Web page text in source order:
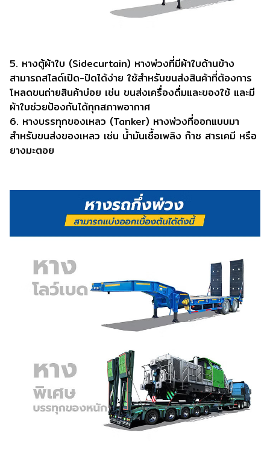
5. หางตู้ผ้าใบ (Sidecurtain) หางพ่วงที่มีผ้าใบด้านข้าง
สามารถสไลด์เปิด-ปิดได้ง่าย ใช้สำหรับขนส่งสินค้าที่ต้องการ
โหลดขนถ่ายสินค้าบ่อย เช่น ขนส่งเครื่องดื่มและของใช้ และมี
ผ้าใบช่วยป้องกันได้ทุกสภาพอากาศ
6. หางบรรทุกของเหลว (Tanker) หางพ่วงที่ออกแบบมา
สำหรับขนส่งของเหลว เช่น น้ำมันเชื้อเพลิง ก๊าซ สารเคมี หรือ
ยางมะตอย